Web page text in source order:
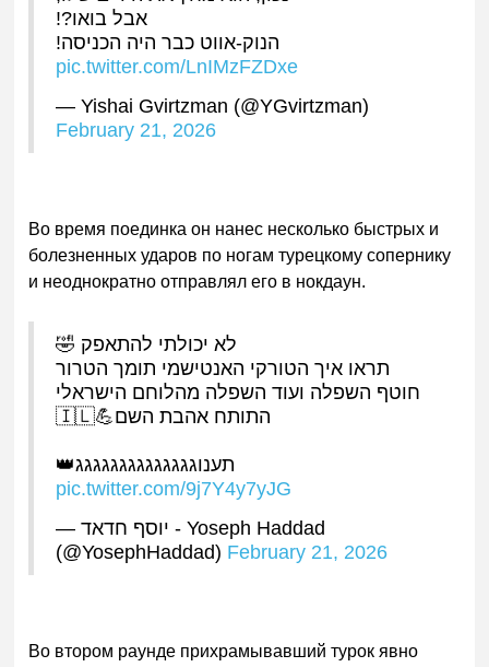
אבל בואו?!
הנוק-אווט כבר היה הכניסה!
pic.twitter.com/LnIMzFZDxe
— Yishai Gvirtzman (@YGvirtzman)
February 21, 2026
Во время поединка он нанес несколько быстрых и
болезненных ударов по ногам турецкому сопернику
и неоднократно отправлял его в нокдаун.
לא יכולתי להתאפק 🤣
תראו איך הטורקי האנטישמי תומך הטרור
חוטף השפלה ועוד השפלה מהלוחם הישראלי
התותח אהבת השם💪🇮🇱
תענוגגגגגגגגגגגגגג👑
pic.twitter.com/9j7Y4y7yJG
— יוסף חדאד - Yoseph Haddad
(@YosephHaddad) February 21, 2026
Во втором раунде прихрамывавший турок явно